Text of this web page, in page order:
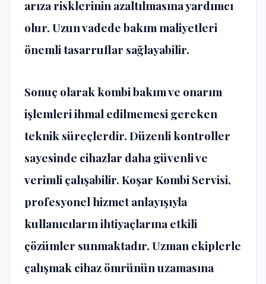
arıza risklerinin azaltılmasına yardımcı
olur. Uzun vadede bakım maliyetleri
önemli tasarruflar sağlayabilir.
Sonuç olarak kombi bakım ve onarım
işlemleri ihmal edilmemesi gereken
teknik süreçlerdir. Düzenli kontroller
sayesinde cihazlar daha güvenli ve
verimli çalışabilir. Koşar Kombi Servisi,
profesyonel hizmet anlayışıyla
kullanıcıların ihtiyaçlarına etkili
çözümler sunmaktadır. Uzman ekiplerle
çalışmak cihaz ömrünün uzamasına